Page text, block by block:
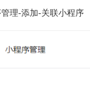
理-添加-关联小程序